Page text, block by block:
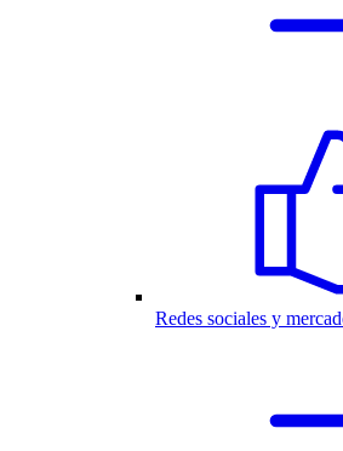
Redes sociales y